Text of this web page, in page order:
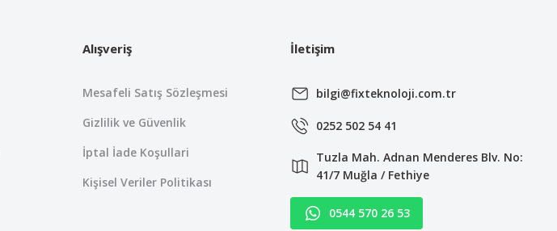
Alışveriş
Mesafeli Satış Sözleşmesi
Gizlilik ve Güvenlik
İptal İade Koşullari
Kişisel Veriler Politikası
İletişim
bilgi@fixteknoloji.com.tr
0252 502 54 41
Tuzla Mah. Adnan Menderes Blv. No:
41/7 Muğla / Fethiye
0544 570 26 53